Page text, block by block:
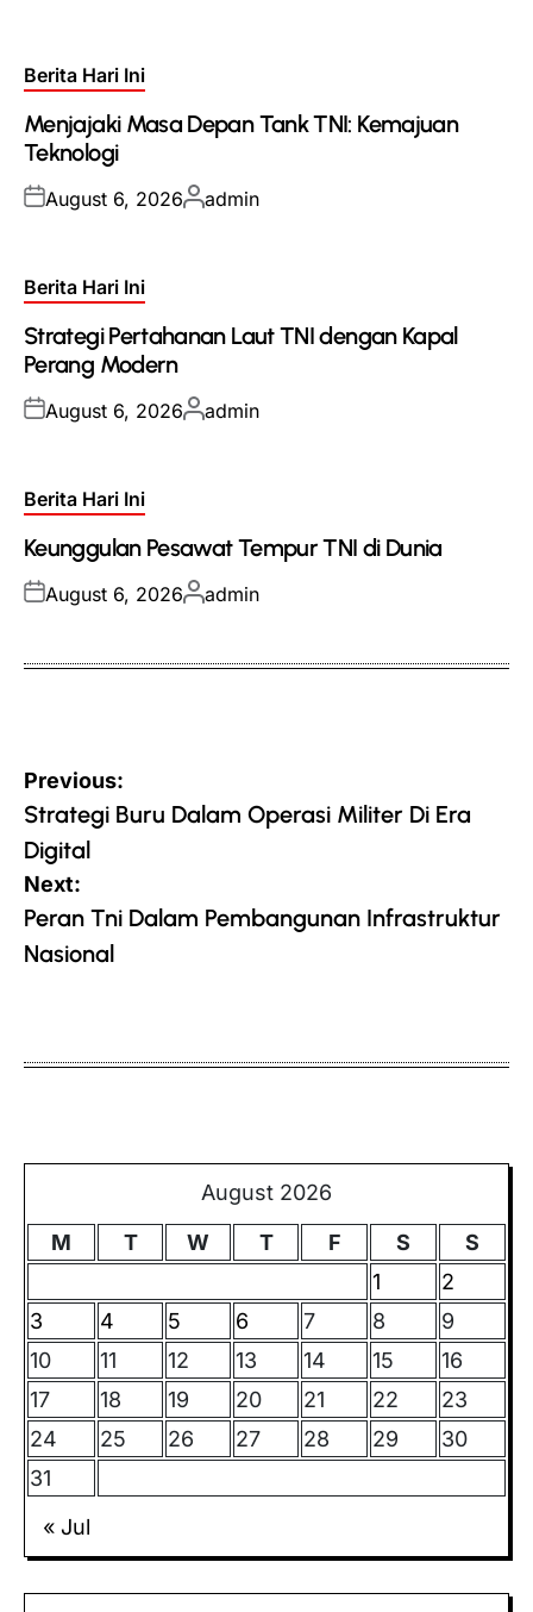
Posted
Berita Hari Ini
Menjajaki Masa Depan Tank TNI: Kemajuan
Teknologi
Posted
August 6, 2026Posted
admin
Posted
Berita Hari Ini
Strategi Pertahanan Laut TNI dengan Kapal
Perang Modern
Posted
August 6, 2026Posted
admin
Posted
Berita Hari Ini
Keunggulan Pesawat Tempur TNI di Dunia
Posted
August 6, 2026Posted
admin
Post
navigation
Previous:
Strategi Buru Dalam Operasi Militer Di Era
Digital
Next:
Peran Tni Dalam Pembangunan Infrastruktur
Nasional
August 2026
M
T W T F S
S
1
2
3
4 5 6 7 8
9
10
11 12 13 14 15
16
17
18 19 20 21 22
23
24
25 26 27 28 29
30
31
« Jul